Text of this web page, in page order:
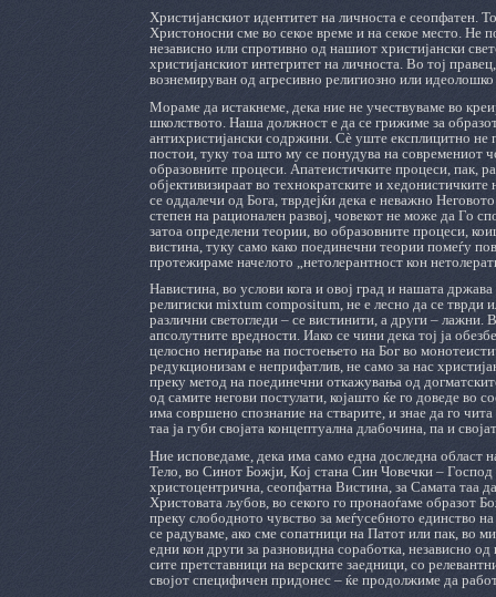
Христијанскиот идентитет на личноста е сеопфатен.
Христоносни сме во секое време и на секое место. Не
независно или спротивно од нашиот христијански
христијанскиот интегритет на личноста. Во тој
вознемируван од агресивно религиозно или
Мораме да истакнеме, дека ние не учествуваме во
школството. Наша должност е да се грижиме за
антихристијански содржини. Сè уште експлицитно
постои, туку тоа што му се понудува на современиот
образовните процеси. Апатеистичките процеси, пак,
објективизираат во технократските и
се оддалечи од Бога, тврдејќи дека е неважно
степен на рационален развој, човекот не може да Го
затоа определени теории, во образовните процеси,
вистина, туку само како поединечни теории помеѓу
протежираме начелото „нетолерантност кон
Навистина, во услови кога и овој град и нашата
религиски mixtum compositum, не е лесно да се тврди
различни светогледи ‒ се вистинити, а други –
апсолутните вредности. Иако се чини дека тој ја
целосно негирање на постоењето на Бог во
редукционизам е неприфатлив, не само за нас
преку метод на поединечни откажувања од
од самите негови постулати, којашто ќе го доведе во
има совршено спознание на стварите, и знае да го
таа ја губи својата концептуална длабочина, па и
Ние исповедаме, дека има само една доследна област
Тело, во Синот Божји, Кој стана Син Човечки ‒
христоцентрична, сеопфатна Вистина, за Самата таа
Христовата љубов, во секого го пронаоѓаме образот
преку слободното чувство за меѓусебното единство
се радуваме, ако сме сопатници на Патот или пак, во
едни кон други за разновидна соработка, независно
сите претставници на верските заедници, со
својот специфичен придонес ‒ ќе продолжиме да